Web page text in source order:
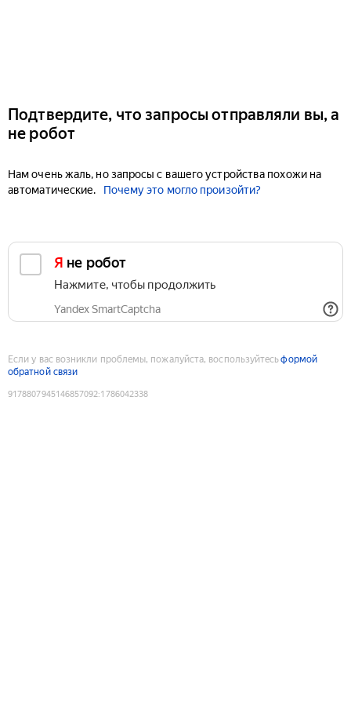
Подтвердите, что запросы отправляли вы, а
не робот
Нам очень жаль, но запросы с вашего устройства похожи на
автоматические.
Почему это могло произойти?
Я не робот
Нажмите, чтобы продолжить
Yandex SmartCaptcha
Если у вас возникли проблемы, пожалуйста, воспользуйтесьформой
обратной связи
9178807945146857092:1786042338